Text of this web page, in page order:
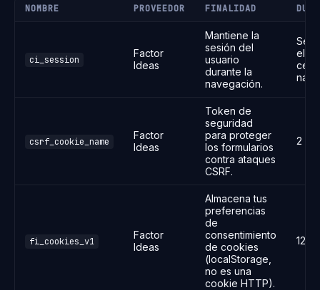
NOMBRE PROVEEDOR FINALIDAD
ci_session
Factor
Ideas
Mantiene la
sesión del
usuario
durante la
navegación.
csrf_cookie_name
Factor
Ideas
Token de
seguridad
para proteger
los formularios
contra ataques
CSRF.
2
fi_cookies_v1
Factor
Ideas
Almacena tus
preferencias
de
consentimiento
de cookies
(localStorage,
no es una
cookie HTTP).
12